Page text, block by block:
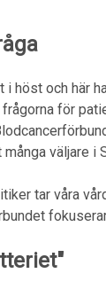
höst och här
för
väljare
tar våra